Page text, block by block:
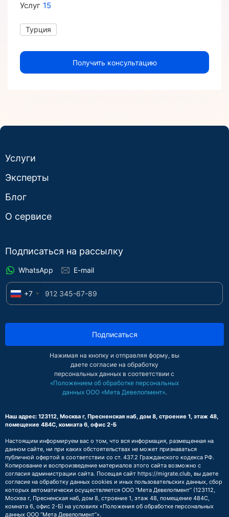
Услуг 15
Турция
Получить консультацию
Услуги
Эксперты
Блог
О сервисе
Подписаться на рассылку
WhatsApp E-mail
+7
Подписаться
Нажимая на кнопку и отправляя форму, вы
даете согласие на обработку
персональных данных в соответствии с
«Положением об обработке персональных
данных ООО «Мета Девелопмент».
Наш адрес: 123112, Москва г, Пресненская наб, дом 8, строение 1, этаж 48,
помещение 484С, комната 6, офис 2-Б
Настоящим информируем вас о том, что вся информация, размещенная на
данном сайте, ни при каких обстоятельствах не может признаваться
публичной офертой в соответствии со ст. 437.2 Гражданского кодекса РФ.
Копирование и воспроизведение материалов этого сайта возможно с
согласия администрации сайта. Посещая сайт https://migrate.club, вы даете
согласие на обработку данных cookies и иных пользовательских данных, сбор
которых автоматически осуществляется ООО “Мета Девелопмент” (123112,
Москва г, Пресненская наб, дом 8, строение 1, этаж 48, помещение 484С,
комната 6, офис 2-Б) на условиях «Положения об обработке персональных
данных ООО “Мета Девелопмент”».